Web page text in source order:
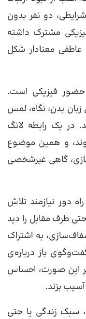
دو نفر بدون
مشترک داشته
عاطفی معنادار شکل
حضور فیزیکی است.
زبان بدن، نگاه، لمس
در یک رابطه لانگ
و همین موضوع
گاهی غیرشخصی
دور نیازمند تلاش
طرف مقابل را دید
به اشتراک
باز درباره‌ی
این صورت، احساس
بزند.
سبک زندگی یا حتی